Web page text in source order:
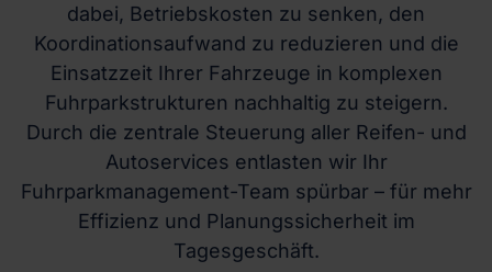
dabei, Betriebskosten zu senken, den
Koordinationsaufwand zu reduzieren und die
Einsatzzeit Ihrer Fahrzeuge in komplexen
Fuhrparkstrukturen nachhaltig zu steigern.
Durch die zentrale Steuerung aller Reifen- und
Autoservices entlasten wir Ihr
Fuhrparkmanagement-Team spürbar – für mehr
Effizienz und Planungssicherheit im
Tagesgeschäft.